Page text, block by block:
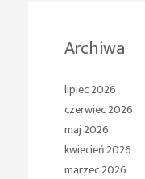
Archiwa
lipiec 2026
czerwiec 2026
maj 2026
kwiecień 2026
marzec 2026